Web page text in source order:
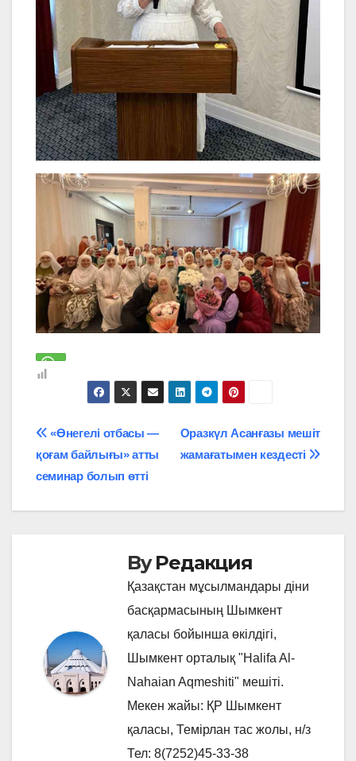
Навигация
по
записям
Оразкүл Асанғазы мешіт
жамағатымен кездесті
«Өнегелі отбасы —
қоғам байлығы» атты
семинар болып өтті
ByРедакция
Қазақстан мұсылмандары діни
басқармасының Шымкент
қаласы бойынша өкілдігі,
Шымкент орталық "Halifa Al-
Nahaian Aqmeshiti" мешіті.
Мекен жайы: ҚР Шымкент
қаласы, Темірлан тас жолы, н/з
Тел: 8(7252)45-33-38